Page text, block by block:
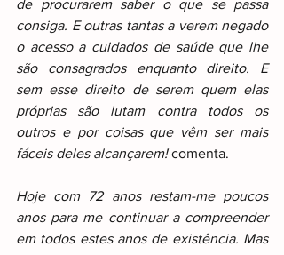
de procurarem saber o que se passa
consiga. E outras tantas a verem negado
o acesso a cuidados de saúde que lhe
são consagrados enquanto direito. E
sem esse direito de serem quem elas
próprias são lutam contra todos os
outros e por coisas que vêm ser mais
fáceis deles alcançarem! comenta.
Hoje com 72 anos restam-me poucos
anos para me continuar a compreender
em todos estes anos de existência. Mas